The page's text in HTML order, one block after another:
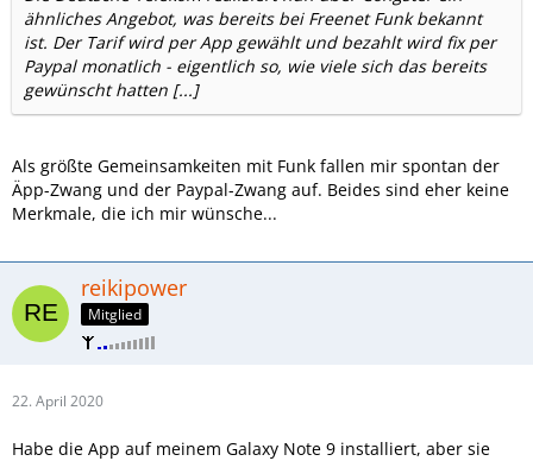
ähnliches Angebot, was bereits bei Freenet Funk bekannt
ist. Der Tarif wird per App gewählt und bezahlt wird fix per
Paypal monatlich - eigentlich so, wie viele sich das bereits
gewünscht hatten [...]
Als größte Gemeinsamkeiten mit Funk fallen mir spontan der
Äpp-Zwang und der Paypal-Zwang auf. Beides sind eher keine
Merkmale, die ich mir wünsche...
reikipower
Mitglied
22. April 2020
Habe die App auf meinem Galaxy Note 9 installiert, aber sie